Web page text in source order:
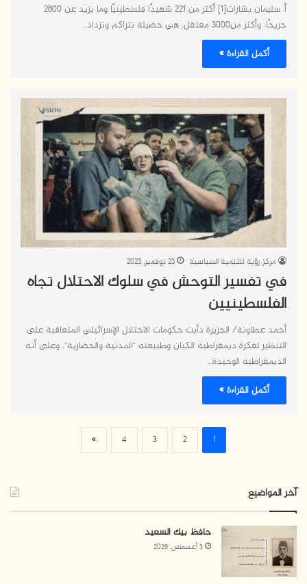
أ. سليمان بشارات[1] أكثر من 221 شهيدًا فلسطينيًا وما يزيد عن 2800
جريحًا، وأكثر من3000 معتقل، هي حصيلة تتراكم وتزداد…
أكمل القراءة »
مركز رؤية للتنمية السياسية 23 نوفمبر، 2023
في تفسير التوحش في سلوك الاحتلال تجاه
الفلسطينيين
أحمد عطاونة/ الجزيرة دأبت حكومات الاحتلال الإسرائيلي المتعاقبة على
التنظير لفكرة ديمقراطية الكيان وطبيعته “المدنية والحضارية”، وعلى أنه
الديمقراطية الوحيدة…
أكمل القراءة »
1
2
3
4
»
آخر المواضيع
حافظ بيك السعيد
3 أغسطس، 2026